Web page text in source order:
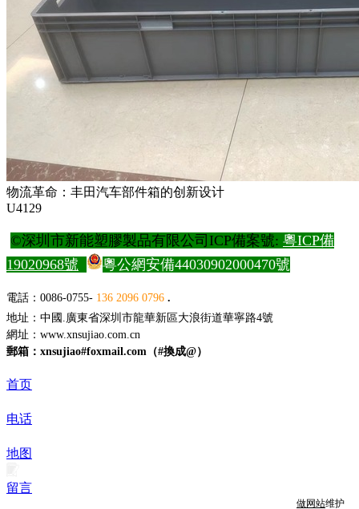
物流革命：丰田汽车部件箱的创新设计
U4129
©深圳市新能塑膠製品有限公司ICP備案號: 粵ICP備
19020968號
粵公網安備44030902000470號
電話：0086-0755- 136 2096 0796 .
地址：中國.廣東省深圳市龍華新區大浪街道華寧路4號
網址： www.xnsujiao.com.cn
郵箱：xnsujiao#foxmail.com（#換成@）
首页
电话
地图
留言
做网站维护